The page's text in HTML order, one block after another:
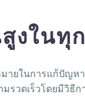
สูงใน
ยในการแก้ปัญห
รวดเร็วโดยมีวิธี